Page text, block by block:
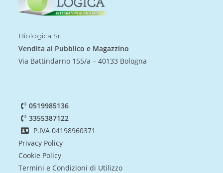
Biologica Srl
Vendita al Pubblico e Magazzino
Via Battindarno 155/a – 40133 Bologna
0519985136
3355387122
P.IVA 04198960371
Privacy Policy
Cookie Policy
Termini e Condizioni di Utilizzo